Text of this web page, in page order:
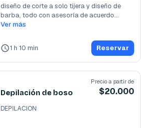
diseño de corte a solo tijera y diseño de
barba, todo con asesoría de acuerdo...
Ver más
1 h 10 min Reservar
Depilación de boso
Precio a partir de
$20.000
DEPILACION